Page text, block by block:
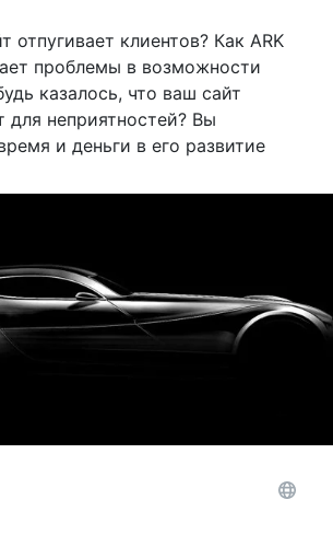
отпугивает клиентов? Как ARK
проблемы в возможности
казалось, что ваш сайт
для неприятностей? Вы
и деньги в его развитие